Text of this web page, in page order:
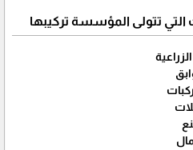
تتولى المؤسسة تركيبها